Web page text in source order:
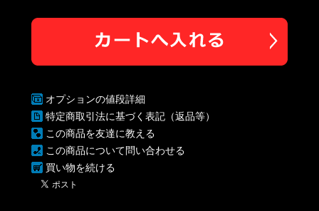
オプションの値段詳細
特定商取引法に基づく表記（返品等）
この商品を友達に教える
この商品について問い合わせる
買い物を続ける